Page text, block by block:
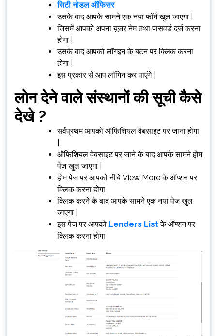
सिटी नोडल ऑफिसर
उसके बाद आपके सामने एक नया फॉर्म खुल जाएगा |
जिसमें आपको अपना यूजर नेम तथा पासवर्ड दर्ज करना
होगा |
उसके बाद आपको लॉगइन के बटन पर क्लिक करना
होगा |
इस प्रकार से आप लॉगिन कर पाएंगे |
लोन देने वाले संस्थानों की सूची कैसे
देखे ?
सर्वप्रथम आपको ऑफिशियल वेबसाइट पर जाना होगा
ऑफिशियल वेबसाइट पर जाने के बाद आपके सामने होम
पेज खुल जाएगा |
होम पेज पर आपको नीचे View More के ऑप्शन पर
क्लिक करना होगा |
क्लिक करने के बाद आपके सामने एक नया पेज खुल
जाएगा |
इस पेज पर आपको Lenders Listके ऑप्शन पर
क्लिक करना होगा |